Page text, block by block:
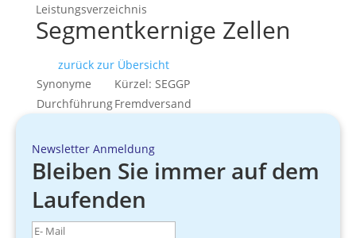
Leistungsverzeichnis
Segmentkernige Zellen
zurück zur Übersicht
Synonyme
Kürzel: SEGGP
DurchführungFremdversand
Newsletter Anmeldung
Bleiben Sie immer auf dem
Laufenden